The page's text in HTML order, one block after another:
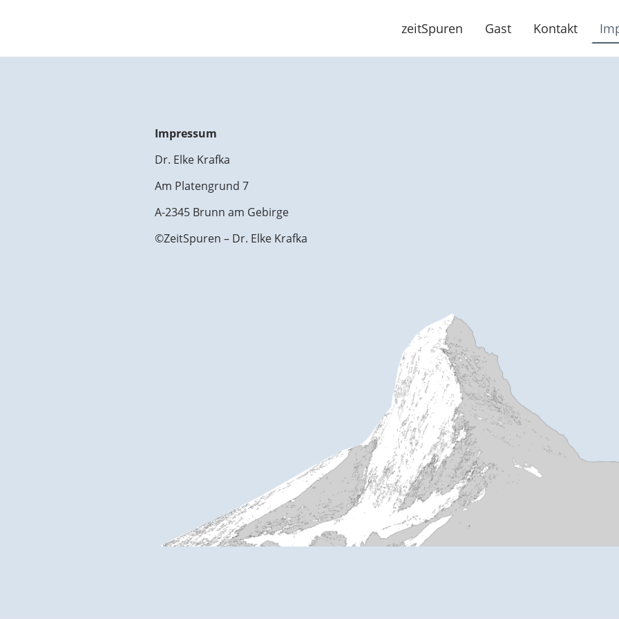
zeitSpuren Gast Kontakt
Impressum
Dr. Elke Krafka
Am Platengrund 7
A-2345 Brunn am Gebirge
©ZeitSpuren – Dr. Elke Krafka